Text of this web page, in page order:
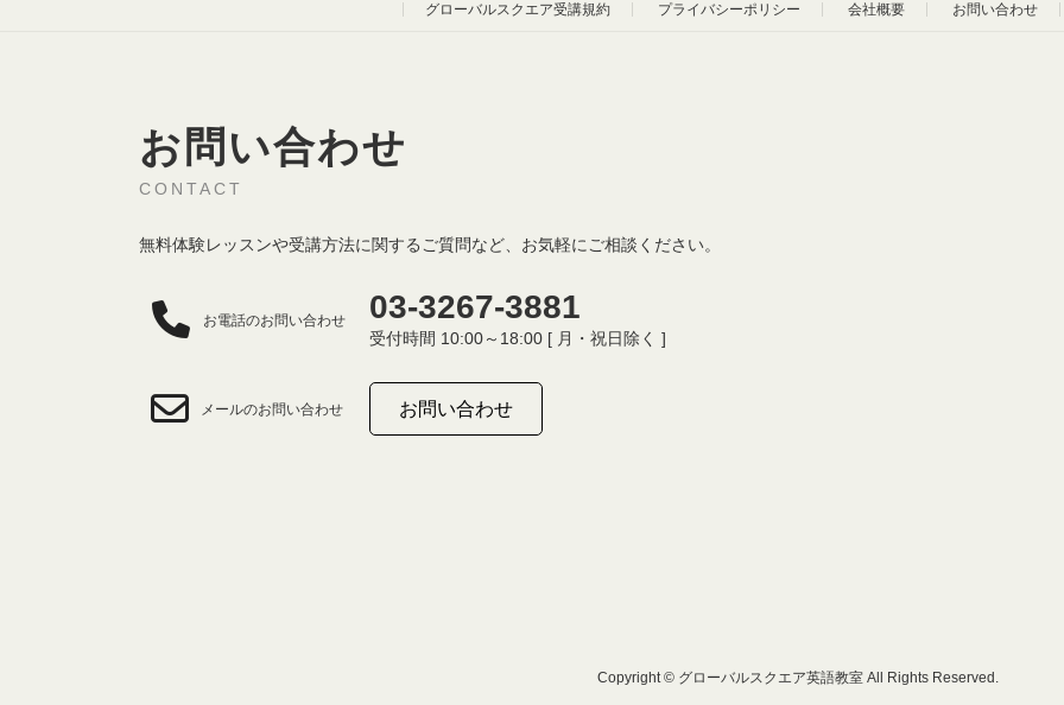
グローバルスクエア受講規約 プライバシーポリシー 会社概要 お問い合わせ
お問い合わせ
CONTACT
無料体験レッスンや受講方法に関するご質問など、お気軽にご相談ください。
お電話のお問い合わせ 03-3267-3881
受付時間 10:00～18:00 [ 月・祝日除く ]
メールのお問い合わせ お問い合わせ
Copyright © グローバルスクエア英語教室 All Rights Reserved.